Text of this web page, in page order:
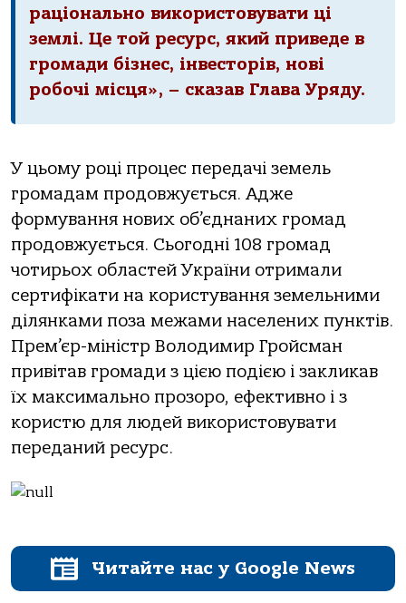
раціонально використовувати ці
землі. Це той ресурс, який приведе в
громади бізнес, інвесторів, нові
робочі місця», – сказав Глава Уряду.
У цьому році процес передачі земель
громадам продовжується. Адже
формування нових об’єднаних громад
продовжується. Сьогодні 108 громад
чотирьох областей України отримали
сертифікати на користування земельними
ділянками поза межами населених пунктів.
Прем’єр-міністр Володимир Гройсман
привітав громади з цією подією і закликав
їх максимально прозоро, ефективно і з
користю для людей використовувати
переданий ресурс.
Читайте нас у Google News